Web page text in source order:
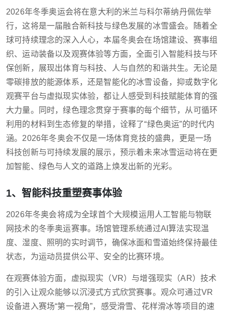
2026年冬季奥运会将在意大利的米兰与科尔蒂纳丹佩佐举
行，这将是一届融合新科技与绿色发展的冰雪盛会。随着全
球可持续理念的深入人心，本届冬奥会在场馆建设、赛事组
织、运动装备以及观赛体验等方面，全面引入智能科技与环
保创新，展现出体育与科技、人与自然的和谐共生。无论是
零碳排放的能源体系，还是智能化的冰雪设备，抑或数字化
观赛平台与虚拟现实体验，都让人感受到科技赋能体育的强
大力量。同时，绿色理念贯穿于赛事的每个细节，从可循环
利用的材料到生态修复的举措，诠释了“绿色奥运”的时代内
涵。2026年冬奥会不仅是一场体育竞技的盛典，更是一场
科技创新与可持续发展的展示，预示着未来冰雪运动将在更
加智能、绿色与人文的道路上焕发出新的光彩。
1、智能科技重塑赛事体验
2026年冬奥会将成为全球首个大规模运用人工智能与物联
网技术的冬季奥运赛事。场馆管理系统通过AI算法实现温
度、湿度、照明的实时调节，确保冰面和雪道始终保持最佳
状态，为运动员提供公平、安全的比赛环境。
在观赛体验方面，虚拟现实（VR）与增强现实（AR）技术
的引入让观众能够以沉浸式方式欣赏赛事。观众可通过VR
设备进入赛场“第一视角”，感受滑雪、花样滑冰等项目的速